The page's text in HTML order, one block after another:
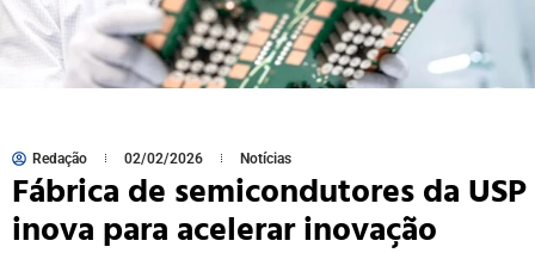
Redação 02/02/2026 Notícias
Fábrica de semicondutores da USP
inova para acelerar inovação